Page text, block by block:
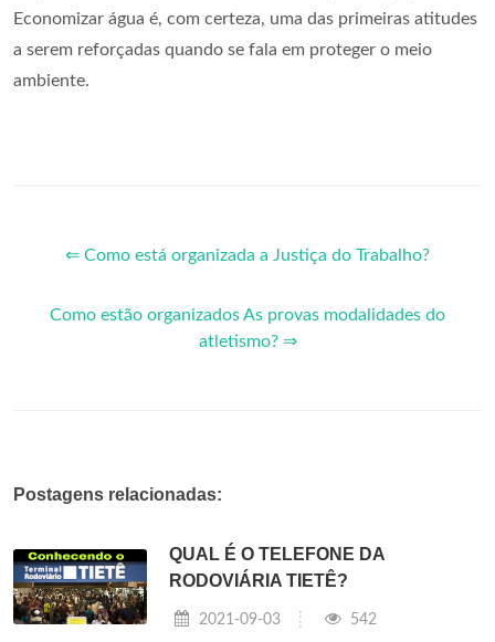
Economizar água é, com certeza, uma das primeiras atitudes
a serem reforçadas quando se fala em proteger o meio
ambiente.
⇐ Como está organizada a Justiça do Trabalho?
Como estão organizados As provas modalidades do
atletismo? ⇒
Postagens relacionadas:
QUAL É O TELEFONE DA
RODOVIÁRIA TIETÊ?
2021-09-03 542